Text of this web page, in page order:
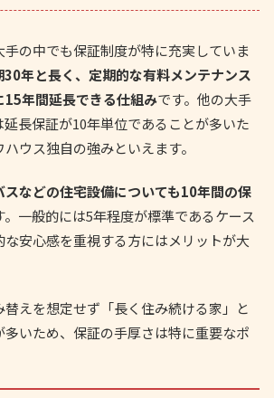
の中でも保証制度が特に充実していま
年と長く、定期的な有料メンテナンス
15年間延長できる仕組みです。他の大手
長保証が10年単位であることが多いた
ウス独自の強みといえます。
スなどの住宅設備についても10年間の保
。一般的には5年程度が標準であるケース
な安心感を重視する方にはメリットが大
えを想定せず「長く住み続ける家」と
多いため、保証の手厚さは特に重要なポ